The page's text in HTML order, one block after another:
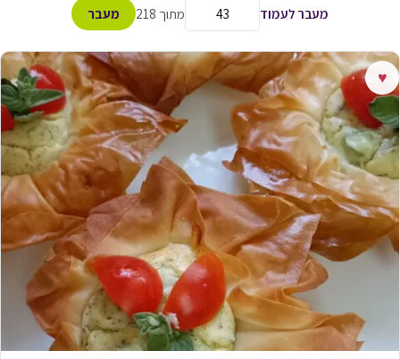
מעבר לעמוד מתוך 218 מעבר
♥